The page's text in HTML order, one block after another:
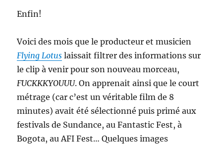
Enfin!
Voici des mois que le producteur et musicien
Flying Lotus laissait filtrer des informations sur
le clip à venir pour son nouveau morceau,
FUCKKKYOUUU. On apprenait ainsi que le court
métrage (car c’est un véritable film de 8
minutes) avait été sélectionné puis primé aux
festivals de Sundance, au Fantastic Fest, à
Bogota, au AFI Fest… Quelques images